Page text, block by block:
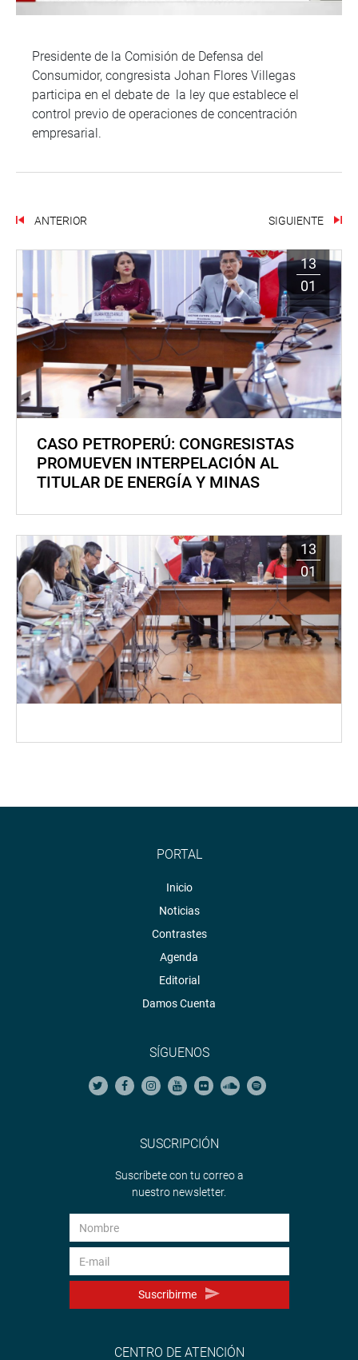
Presidente de la Comisión de Defensa del
Consumidor, congresista Johan Flores Villegas
participa en el debate de la ley que establece el
control previo de operaciones de concentración
empresarial.
ANTERIOR SIGUIENTE
13
01
CASO PETROPERÚ: CONGRESISTAS
PROMUEVEN INTERPELACIÓN AL
TITULAR DE ENERGÍA Y MINAS
13
01
PORTAL
Inicio
Noticias
Contrastes
Agenda
Editorial
Damos Cuenta
SÍGUENOS
SUSCRIPCIÓN
Suscríbete con tu correo a
nuestro newsletter.
Suscribirme
CENTRO DE ATENCIÓN